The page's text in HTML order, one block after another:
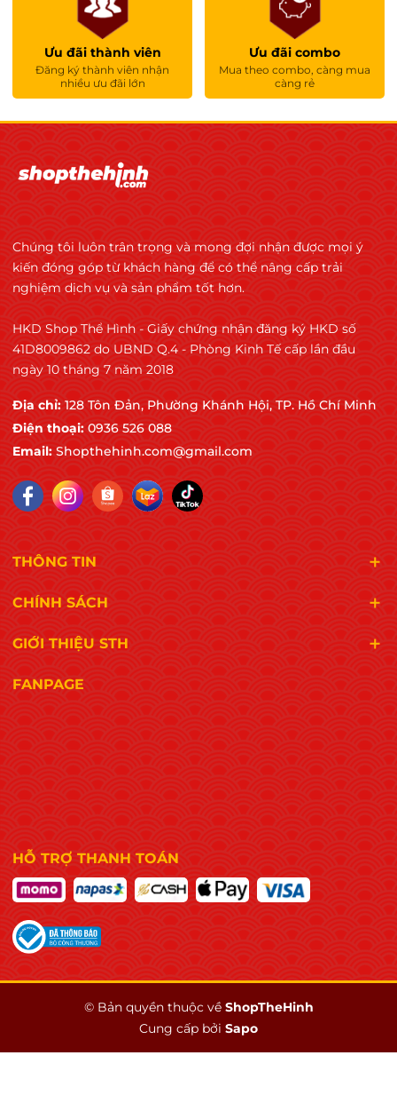
Ưu đãi thành viên
Đăng ký thành viên nhận
nhiều ưu đãi lớn
Ưu đãi combo
Mua theo combo, càng mua
càng rẻ
Chúng tôi luôn trân trọng và mong đợi nhận được mọi ý
kiến đóng góp từ khách hàng để có thể nâng cấp trải
nghiệm dịch vụ và sản phẩm tốt hơn.
HKD Shop Thể Hình - Giấy chứng nhận đăng ký HKD số
41D8009862 do UBND Q.4 - Phòng Kinh Tế cấp lần đầu
ngày 10 tháng 7 năm 2018
Địa chỉ: 128 Tôn Đản, Phường Khánh Hội, TP. Hồ Chí Minh
Điện thoại: 0936 526 088
Email: Shopthehinh.com@gmail.com
THÔNG TIN
CHÍNH SÁCH
GIỚI THIỆU STH
FANPAGE
HỖ TRỢ THANH TOÁN
© Bản quyền thuộc về ShopTheHinh
Cung cấp bởi Sapo